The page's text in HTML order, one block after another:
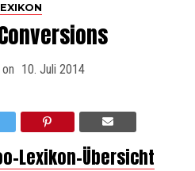
10. Juli 2014
Lexikon-Übersicht